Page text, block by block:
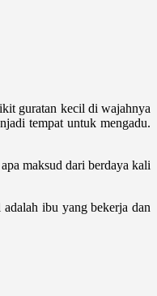
guratan kecil di wajahnya
tempat untuk mengadu.
maksud dari berdaya kali
ibu yang bekerja dan